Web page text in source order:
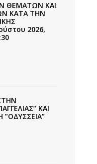
ΘΕΜΑΤΩΝ ΚΑΙ
ΚΑΤΑ ΤΗΝ
2026,
ΚΑΙ